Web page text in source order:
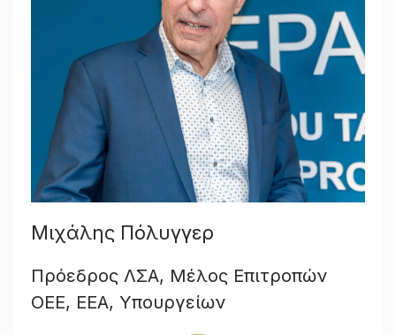
Μιχάλης Πόλυγγερ
Πρόεδρος ΛΣΑ, Μέλος Επιτροπών
ΟΕΕ, EEA, Υπουργείων